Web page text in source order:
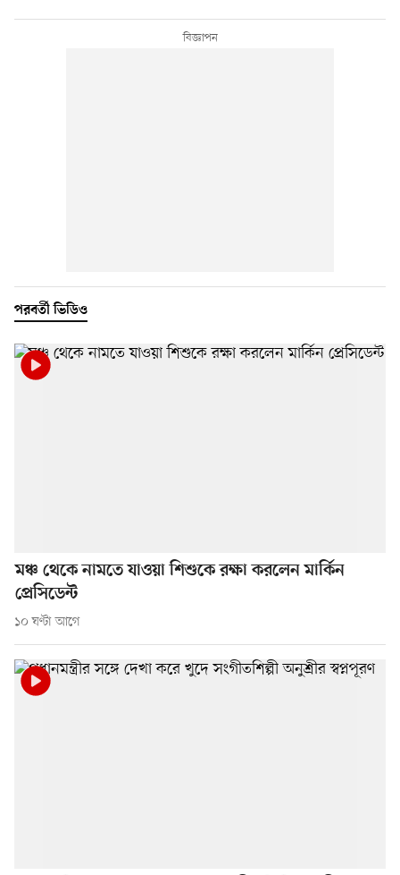
পরবর্তী ভিডিও
মঞ্চ থেকে নামতে যাওয়া শিশুকে রক্ষা করলেন মার্কিন
প্রেসিডেন্ট
১০ ঘণ্টা আগে